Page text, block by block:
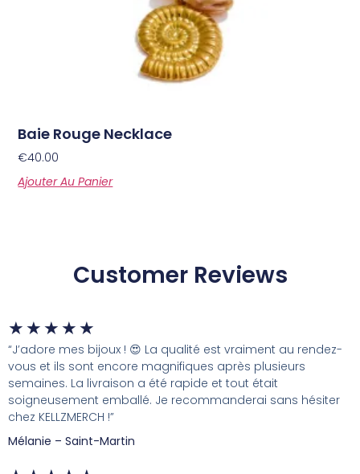
Baie Rouge Necklace
€40.00
Ajouter Au Panier
Customer Reviews
★ ★ ★ ★ ★
“J’adore mes bijoux ! 😍 La qualité est vraiment au rendez-
vous et ils sont encore magnifiques après plusieurs
semaines. La livraison a été rapide et tout était
soigneusement emballé. Je recommanderai sans hésiter
chez KELLZMERCH !”
Mélanie – Saint-Martin